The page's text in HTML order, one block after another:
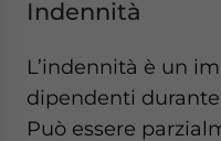
Indennità
L’indennità è un
dipendenti
Può essere